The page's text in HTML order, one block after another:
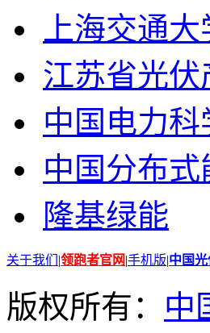
上海交通
江苏省光伏
中国电力
中国分布式
隆基绿能
关于我们 |领跑者官网|手机版|中国
版权所有： 中